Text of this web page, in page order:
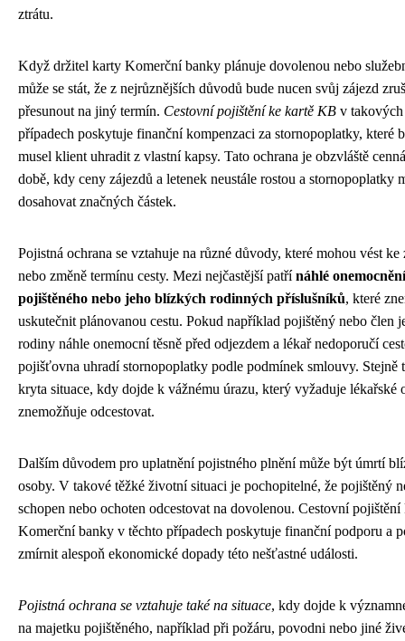
ztrátu.
Když držitel karty Komerční banky plánuje dovolenou nebo
může se stát, že z nejrůznějších důvodů bude nucen svůj zájezd
přesunout na jiný termín. Cestovní pojištění ke kartě KB v takových
případech poskytuje finanční kompenzaci za stornopoplatky, které
musel klient uhradit z vlastní kapsy. Tato ochrana je obzvláště
době, kdy ceny zájezdů a letenek neustále rostou a stornopoplatky
dosahovat značných částek.
Pojistná ochrana se vztahuje na různé důvody, které mohou vést ke
nebo změně termínu cesty. Mezi nejčastější patřínáhlé onemocnění
pojištěného nebo jeho blízkých rodinných příslušníků, které
uskutečnit plánovanou cestu. Pokud například pojištěný nebo člen
rodiny náhle onemocní těsně před odjezdem a lékař nedoporučí
pojišťovna uhradí stornopoplatky podle podmínek smlouvy. Stejně
kryta situace, kdy dojde k vážnému úrazu, který vyžaduje lékařské
znemožňuje odcestovat.
Dalším důvodem pro uplatnění pojistného plnění může být úmrtí
osoby. V takové těžké životní situaci je pochopitelné, že pojištěný
schopen nebo ochoten odcestovat na dovolenou. Cestovní pojištění
Komerční banky v těchto případech poskytuje finanční podporu a
zmírnit alespoň ekonomické dopady této nešťastné události.
Pojistná ochrana se vztahuje také na situace, kdy dojde k
na majetku pojištěného, například při požáru, povodni nebo jiné